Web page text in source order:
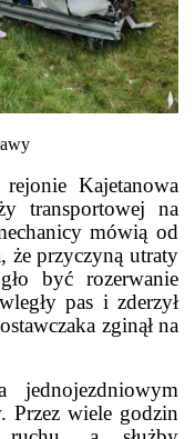
Kajetanowa
transportowej na
mówią od
że przyczyną utraty
być rozerwanie
pas i zderzył
zginął na
jednojezdniowym
Przez wiele godzin